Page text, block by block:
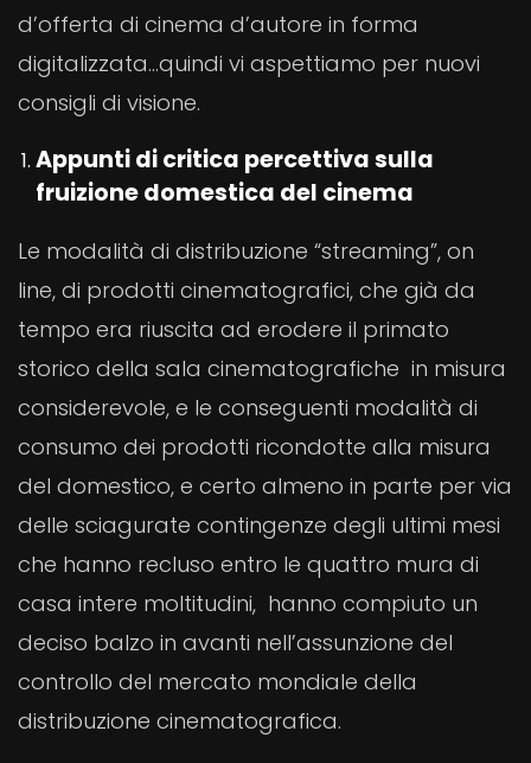
d’offerta di cinema d’autore in forma
digitalizzata…quindi vi aspettiamo per nuovi
consigli di visione.
Appunti di critica percettiva sulla
fruizione domestica del cinema
Le modalità di distribuzione “streaming”, on
line, di prodotti cinematografici, che già da
tempo era riuscita ad erodere il primato
storico della sala cinematografiche in misura
considerevole, e le conseguenti modalità di
consumo dei prodotti ricondotte alla misura
del domestico, e certo almeno in parte per via
delle sciagurate contingenze degli ultimi mesi
che hanno recluso entro le quattro mura di
casa intere moltitudini, hanno compiuto un
deciso balzo in avanti nell’assunzione del
controllo del mercato mondiale della
distribuzione cinematografica.